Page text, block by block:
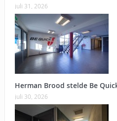
juli 31, 2026
Herman Brood stelde Be
juli 30, 2026